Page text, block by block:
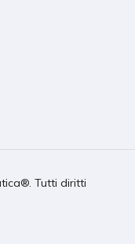
Tutti diritti